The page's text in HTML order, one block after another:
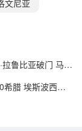
文尼亚
鲁比亚破门 马拉
腊 埃斯波西托